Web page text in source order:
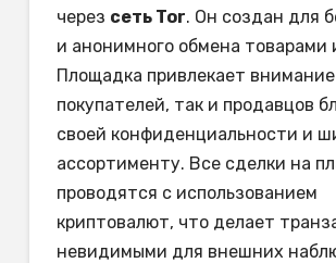
через сеть Tor. Он создан для
и анонимного обмена товарами
Площадка привлекает внимание
покупателей, так и продавцов
своей конфиденциальности и
ассортименту. Все сделки на
проводятся с использованием
криптовалют, что делает
невидимыми для внешних